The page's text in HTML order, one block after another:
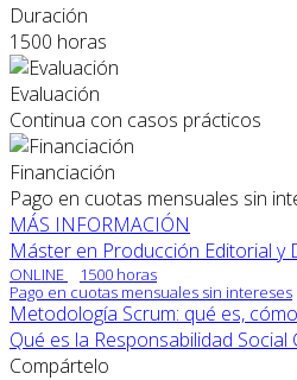
Duración
1500 horas
Evaluación
Continua con casos prácticos
Financiación
Pago en cuotas mensuales sin
MÁS INFORMACIÓN
Máster en Producción Editorial y
ONLINE
1500 horas
Pago en cuotas mensuales sin intereses
Metodología Scrum: qué es,
Qué es la Responsabilidad Social
Compártelo